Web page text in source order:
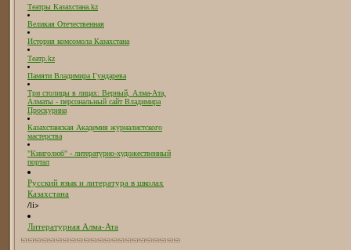
Театры Казахстана.kz
Великая Отечественная
История комсомола Казахстана
Театр.kz
Памяти Владимира Гундарева
Три столицы в лицах: Верный, Алма-Ата,
Алматы - персональный сайт Владимира
Проскурина
Казахстанская Академия журналистского
мастерства
"Книголюб" - литературно-художественный
портал
Русский язык и литература в школах
Казахстана
/li>
Литературная Алма-Ата